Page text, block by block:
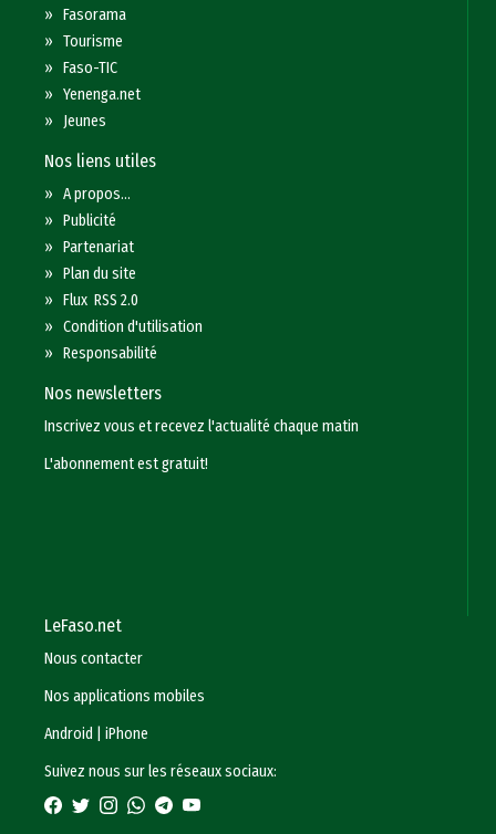
»Fasorama
»Tourisme
»Faso-TIC
»Yenenga.net
» Jeunes
Nos liens utiles
»A propos...
»Publicité
»Partenariat
»Plan du site
»Flux RSS 2.0
»Condition d'utilisation
»Responsabilité
Nos newsletters
Inscrivez vous et recevez l'actualité chaque matin
L'abonnement est gratuit!
LeFaso.net
Nous contacter
Nos applications mobiles
Android
|iPhone
Suivez nous sur les réseaux sociaux: